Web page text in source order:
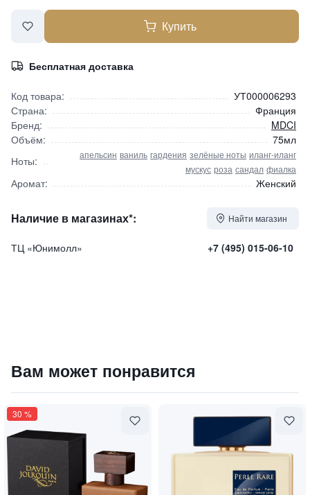
Купить
Бесплатная доставка
Код товара:
УТ000006293
Страна:
Франция
Бренд:
MDCI
Объём:
75мл
Ноты:
апельсин ваниль гардения зелёные ноты иланг-иланг
мускус роза сандал фиалка
Аромат: Женский
Наличие в магазинах*: Найти магазин
ТЦ «Юнимолл» +7 (495) 015-06-10
135000₽9 840 ₽
Вам может понравится
30 %